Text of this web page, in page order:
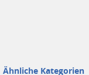
Ähnliche Kategorien